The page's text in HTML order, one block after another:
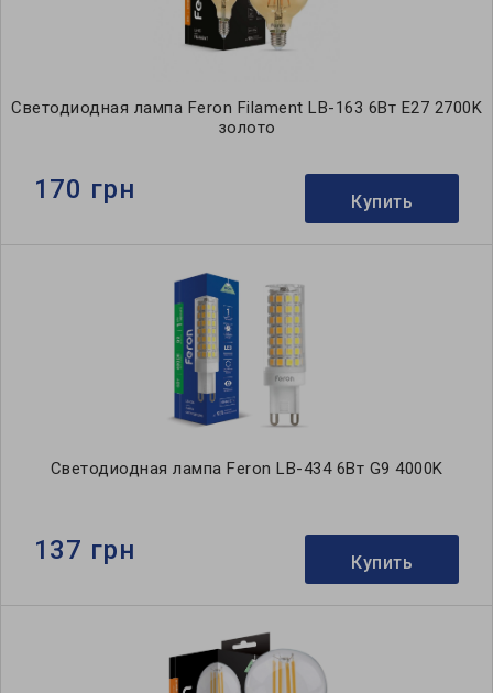
Светодиодная лампа Feron Filament LB-163 6Вт E27 2700K
золото
170 грн Купить
Светодиодная лампа Feron LB-434 6Вт G9 4000K
137 грн Купить